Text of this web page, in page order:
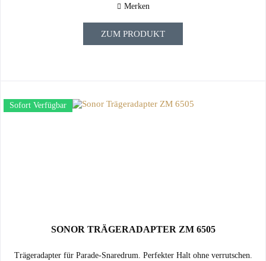
Merken
ZUM PRODUKT
Sofort Verfügbar
SONOR TRÄGERADAPTER ZM 6505
Trägeradapter für Parade-Snaredrum. Perfekter Halt ohne verrutschen.